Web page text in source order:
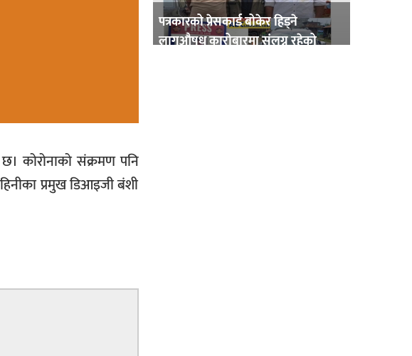
कोरोनाको संक्रमण पनि
प्रमुख डिआइजी बंशी
पत्रकारको प्रेसकार्ड बोकेर हिड्ने
लागुऔषध कारोबारमा संलग्न रहेको